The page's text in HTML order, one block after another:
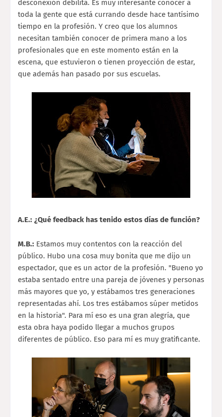
desconexión debilita. Es muy interesante conocer a
toda la gente que está currando desde hace tantísimo
tiempo en la profesión. Y creo que los alumnos
necesitan también conocer de primera mano a los
profesionales que en este momento están en la
escena, que estuvieron o tienen proyección de estar,
que además han pasado por sus escuelas.
A.E.: ¿Qué feedback has tenido estos días de función?
M.B.: Estamos muy contentos con la reacción del
público. Hubo una cosa muy bonita que me dijo un
espectador, que es un actor de la profesión. "Bueno yo
estaba sentado entre una pareja de jóvenes y personas
más mayores que yo, y estábamos tres generaciones
representadas ahí. Los tres estábamos súper metidos
en la historia". Para mí eso es una gran alegría, que
esta obra haya podido llegar a muchos grupos
diferentes de público. Eso para mí es muy gratificante.